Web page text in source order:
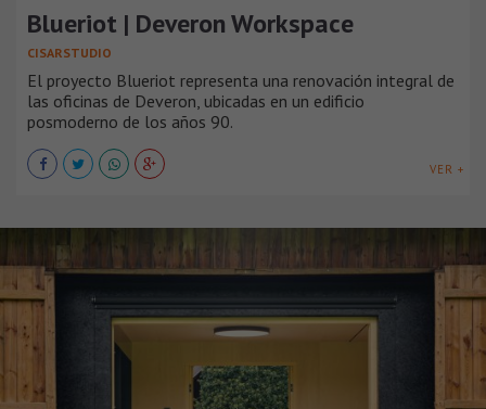
Blueriot | Deveron Workspace
CISARSTUDIO
El proyecto Blueriot representa una renovación integral de
las oficinas de Deveron, ubicadas en un edificio
posmoderno de los años 90.
VER +